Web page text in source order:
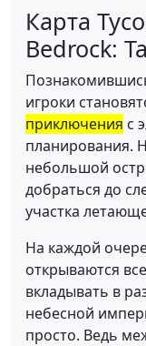
Карта
Bedrock:
игроки
приключения с
планирования.
небольшой
добраться до
участка
На каждой
открываются
вкладывать в
небесной
просто. Ведь